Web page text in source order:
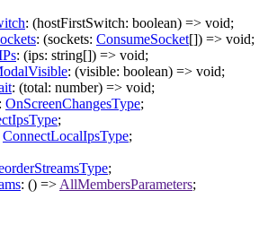
: (hostFirstSwitch: boolean) => void;
: (sockets: ConsumeSocket[]) => void;
: (ips: string[]) => void;
: (visible: boolean) => void;
: (total: number) => void;
: OnScreenChangesType;
;
ConnectLocalIpsType;
;
: () => AllMembersParameters;